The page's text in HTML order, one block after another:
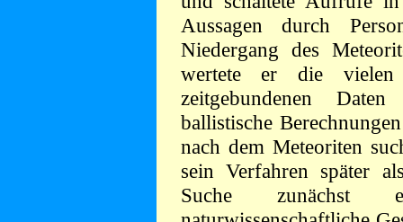
Aussagen durch
Niedergang des
wertete er die vielen
zeitgebundenen
ballistische
nach dem Meteoriten
sein Verfahren später
Suche zunächst